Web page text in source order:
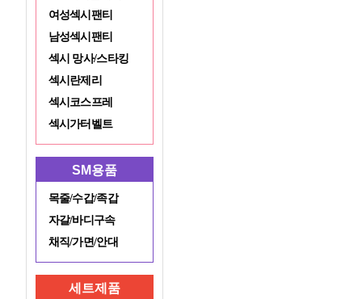
여성섹시팬티
남성섹시팬티
섹시 망사/스타킹
섹시란제리
섹시코스프레
섹시가터벨트
SM용품
목줄/수갑/족갑
자갈/바디구속
채직/가면/안대
세트제품